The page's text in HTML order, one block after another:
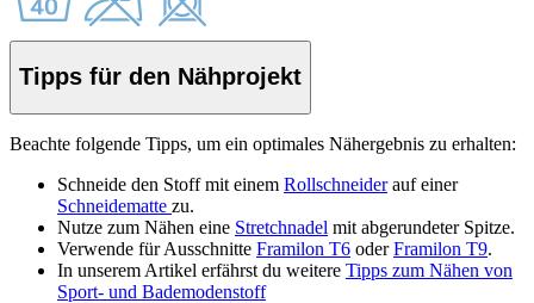
Tipps für den Nähprojekt
Beachte folgende Tipps, um ein optimales Nähergebnis zu erhalten:
Schneide den Stoffmit einem Rollschneiderauf einer
Schneidematte zu.
Nutze zum Nähen eine Stretchnadel mit abgerundeter Spitze.
Verwende für Ausschnitte Framilon T6 oderFramilon T9.
In unserem Artikel erfährst du weitere Tipps zum Nähen von
Sport- und Bademodenstoff